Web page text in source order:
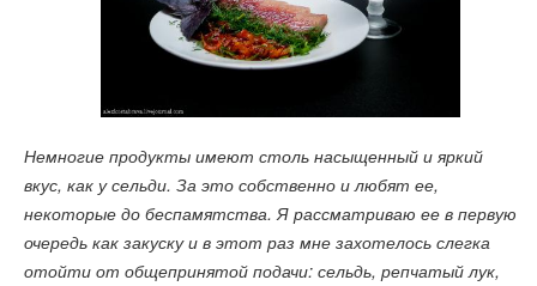
Немногие продукты имеют столь насыщенный и яркий
вкус, как у сельди. За это собственно и любят ее,
некоторые до беспамятства. Я рассматриваю ее в первую
очередь как закуску и в этот раз мне захотелось слегка
отойти от общепринятой подачи: сельдь, репчатый лук,